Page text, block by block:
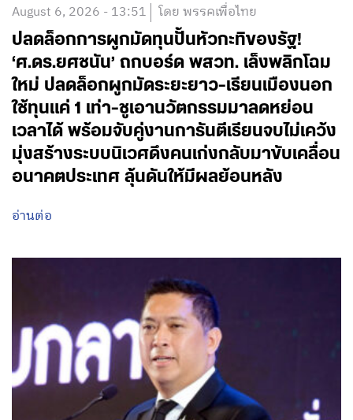
August 6, 2026 - 13:51 โดย พรรคเพื่อไทย
ปลดล็อกการผูกมัดทุนปั้นหัวกะทิของรัฐ!
‘ศ.ดร.ยศชนัน’ ถกบอร์ด พสวท. เล็งพลิกโฉม
ใหม่ ปลดล็อกผูกมัดระยะยาว-เรียนเมืองนอก
ใช้ทุนแค่ 1 เท่า-ชูเอานวัตกรรมมาลดหย่อน
เวลาได้ พร้อมจับคู่งานการันตีเรียนจบไม่เคว้ง
มุ่งสร้างระบบนิเวศดึงคนเก่งกลับมาขับเคลื่อน
อนาคตประเทศ ลุ้นดันให้มีผลย้อนหลัง
อ่านต่อ